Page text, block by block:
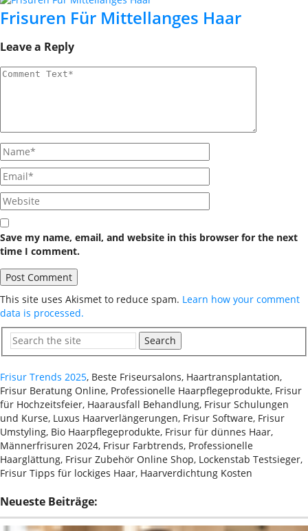
Frisuren Für Mittellanges Haar
Leave a Reply
Save my name, email, and website in this browser for the next
time I comment.
This site uses Akismet to reduce spam. Learn how your comment
data is processed.
Search
Frisur Trends 2025, Beste Friseursalons, Haartransplantation,
Frisur Beratung Online, Professionelle Haarpflegeprodukte, Frisur
für Hochzeitsfeier, Haarausfall Behandlung, Frisur Schulungen
und Kurse, Luxus Haarverlängerungen, Frisur Software, Frisur
Umstyling, Bio Haarpflegeprodukte, Frisur für dünnes Haar,
Männerfrisuren 2024, Frisur Farbtrends, Professionelle
Haarglättung, Frisur Zubehör Online Shop, Lockenstab Testsieger,
Frisur Tipps für lockiges Haar, Haarverdichtung Kosten
Neueste Beiträge: